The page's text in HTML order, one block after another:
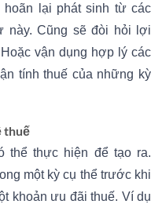
lại phát sinh từ các
này. Cũng sẽ đòi hỏi lợi
vận dụng hợp lý các
tính thuế của những kỳ
thuế
thể thực hiện để tạo ra.
một kỳ cụ thể trước khi
khoản ưu đãi thuế. Ví dụ